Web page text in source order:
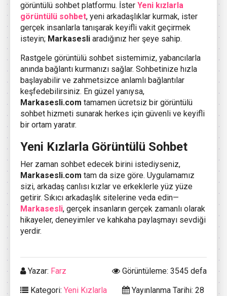
görüntülü sohbet platformu. İster Yeni kızlarla
görüntülü sohbet, yeni arkadaşlıklar kurmak, ister
gerçek insanlarla tanışarak keyifli vakit geçirmek
isteyin; Markasesli aradığınız her şeye sahip.
Rastgele görüntülü sohbet sistemimiz, yabancılarla
anında bağlantı kurmanızı sağlar. Sohbetinize hızla
başlayabilir ve zahmetsizce anlamlı bağlantılar
keşfedebilirsiniz. En güzel yanıysa,
Markasesli.com tamamen ücretsiz bir görüntülü
sohbet hizmeti sunarak herkes için güvenli ve keyifli
bir ortam yaratır.
Yeni Kızlarla Görüntülü Sohbet
Her zaman sohbet edecek birini istediyseniz,
Markasesli.com tam da size göre. Uygulamamız
sizi, arkadaş canlısı kızlar ve erkeklerle yüz yüze
getirir. Sıkıcı arkadaşlık sitelerine veda edin—
Markasesli, gerçek insanların gerçek zamanlı olarak
hikayeler, deneyimler ve kahkaha paylaşmayı sevdiği
yerdir.
Yazar: Farz
Görüntüleme: 3545 defa
Kategori: Yeni Kızlarla
Yayınlanma Tarihi: 28